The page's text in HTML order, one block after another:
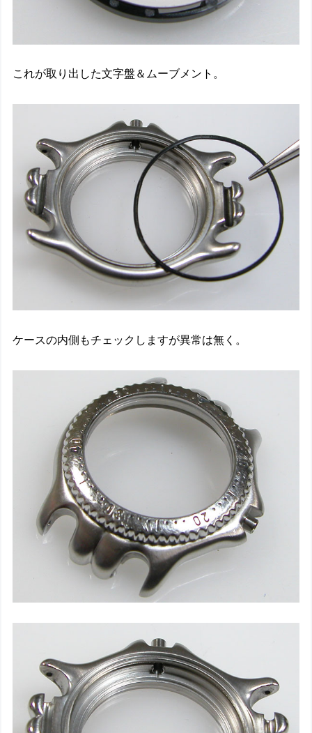
これが取り出した文字盤＆ムーブメント。
ケースの内側もチェックしますが異常は無く。